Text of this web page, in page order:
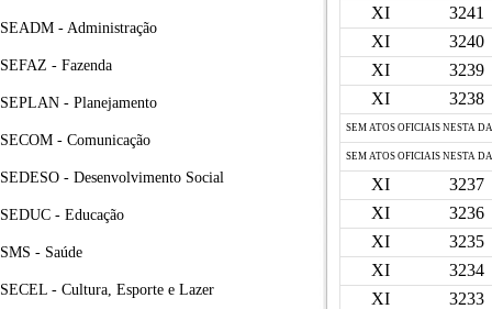
SEADM - Administração
SEFAZ - Fazenda
SEPLAN - Planejamento
SECOM - Comunicação
SEDESO - Desenvolvimento Social
SEDUC - Educação
SMS - Saúde
SECEL - Cultura, Esporte e Lazer
XI
3241
XI
3240
XI
3239
XI
3238
SEM ATOS OFICIAIS NESTA
SEM ATOS OFICIAIS NESTA
XI
3237
XI
3236
XI
3235
XI
3234
XI
3233